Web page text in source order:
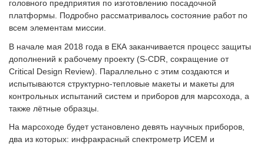
головного предприятия по изготовлению посадочной
платформы. Подробно рассматривалось состояние работ по
всем элементам миссии.
В начале мая 2018 года в ЕКА заканчивается процесс защиты
дополнений к рабочему проекту (S-CDR, сокращение от
Critical Design Review). Параллельно с этим создаются и
испытываются структурно-тепловые макеты и макеты для
контрольных испытаний систем и приборов для марсохода, а
также лётные образцы.
На марсоходе будет установлено девять научных приборов,
два из которых: инфракрасный спектрометр ИСЕМ и